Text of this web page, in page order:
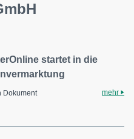
startet in die
Dokument mehr